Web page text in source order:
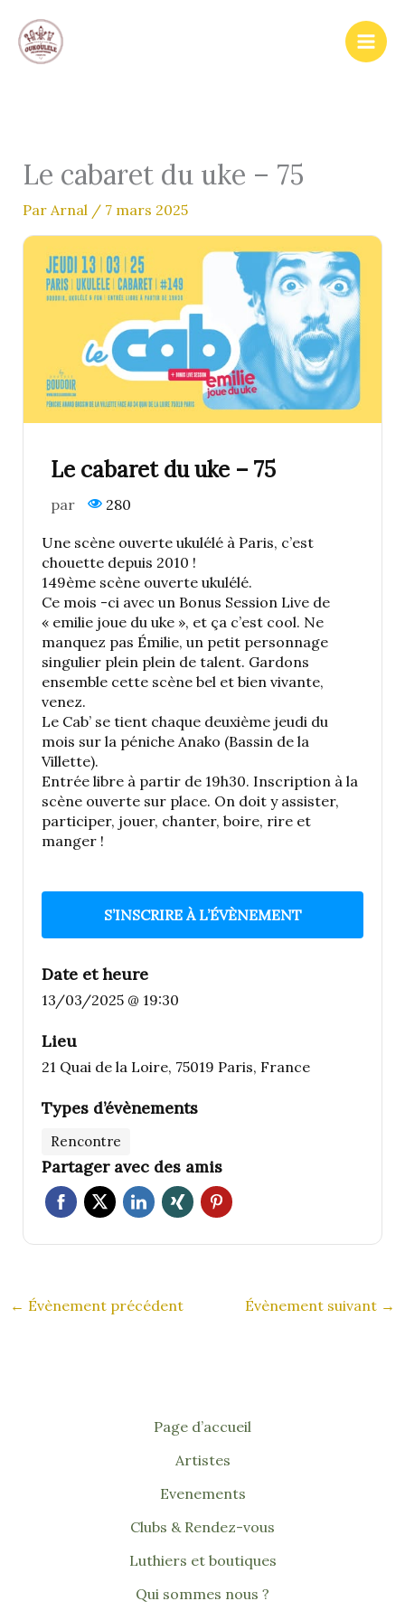
contenu
Le cabaret du uke – 75
Par Arnal / 7 mars 2025
Le cabaret du uke – 75
par 280
Une scène ouverte ukulélé à Paris, c’est
chouette depuis 2010 !
149ème scène ouverte ukulélé.
Ce mois -ci avec un Bonus Session Live de
« emilie joue du uke », et ça c’est cool. Ne
manquez pas Émilie, un petit personnage
singulier plein plein de talent. Gardons
ensemble cette scène bel et bien vivante,
venez.
Le Cab’ se tient chaque deuxième jeudi du
mois sur la péniche Anako (Bassin de la
Villette).
Entrée libre à partir de 19h30. Inscription à la
scène ouverte sur place. On doit y assister,
participer, jouer, chanter, boire, rire et
manger !
S’INSCRIRE À L’ÉVÈNEMENT
Date et heure
13/03/2025 @ 19:30
Lieu
21 Quai de la Loire, 75019 Paris, France
Types d’évènements
Rencontre
Partager avec des amis
← Évènement précédent Évènement suivant →
Page d’accueil
Artistes
Evenements
Clubs & Rendez-vous
Luthiers et boutiques
Qui sommes nous ?